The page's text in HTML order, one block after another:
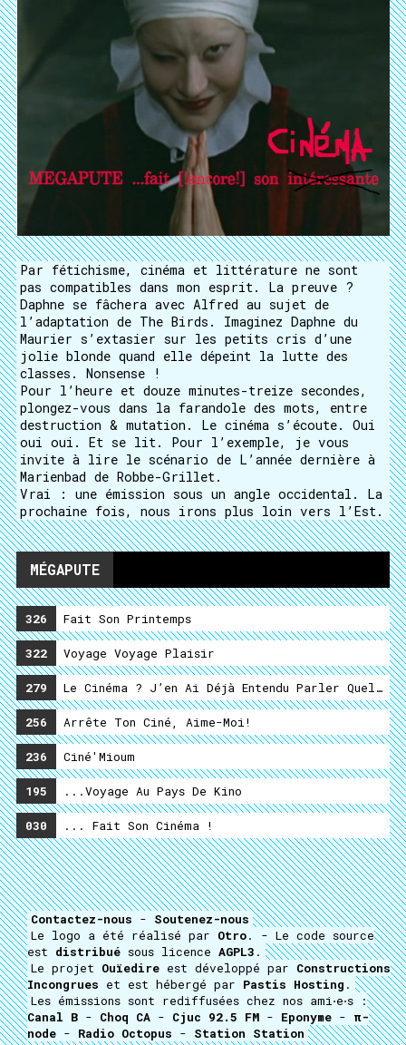
Par fétichisme, cinéma et littérature ne sont
pas compatibles dans mon esprit. La preuve ?
Daphne se fâchera avec Alfred au sujet de
l’adaptation de The Birds. Imaginez Daphne du
Maurier s’extasier sur les petits cris d’une
jolie blonde quand elle dépeint la lutte des
classes. Nonsense !
Pour l’heure et douze minutes-treize secondes,
plongez-vous dans la farandole des mots, entre
destruction & mutation. Le cinéma s’écoute. Oui
oui oui. Et se lit. Pour l’exemple, je vous
invite à lire le scénario de L’année dernière à
Marienbad de Robbe-Grillet.
Vrai : une émission sous un angle occidental. La
prochaine fois, nous irons plus loin vers l’Est.
MÉGAPUTE
326 Fait Son Printemps
322 Voyage Voyage Plaisir
279 Le Cinéma ? J’en Ai Déjà Entendu Parler
256 Arrête Ton Ciné, Aime-Moi!
236 Ciné'Mioum
195 ...voyage Au Pays De Kino
030 ... Fait Son Cinéma !
Contactez-nous - Soutenez-nous
Le logo a été réalisé par Otro. - Le code source
est distribué sous licence AGPL3 .
Le projet Ouïedire est développé par Constructions
Incongrues et est hébergé par Pastis Hosting .
Les émissions sont rediffusées chez nos ami⋅e⋅s :
Canal B - Choq CA - Cjuc 92.5 FM - Eponyme - π-
node - Radio Octopus - Station Station